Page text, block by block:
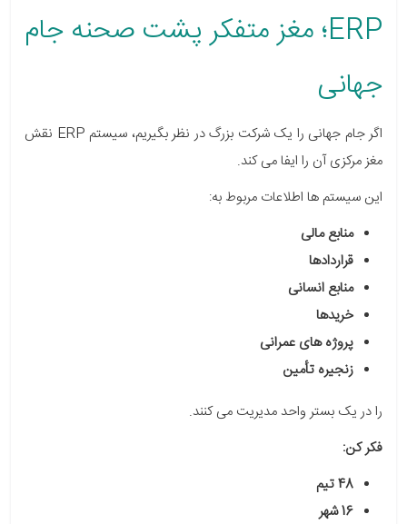
ERP؛ مغز متفکر پشت صحنه جام
جهانی
اگر جام جهانی را یک شرکت بزرگ در نظر بگیریم، سیستم ERP نقش
مغز مرکزی آن را ایفا می کند.
این سیستم ها اطلاعات مربوط به:
منابع مالی
قراردادها
منابع انسانی
خریدها
پروژه های عمرانی
زنجیره تأمین
را در یک بستر واحد مدیریت می کنند.
فکر کن:
48 تیم
16 شهر